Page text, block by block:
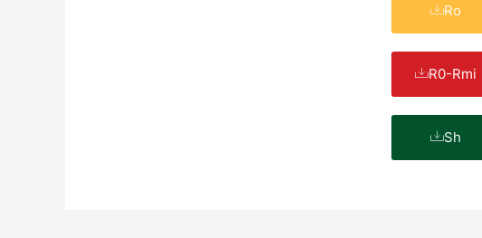
Ro
R0-Rmi
Sh